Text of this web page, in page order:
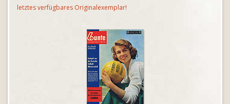
letztes verfügbares Originalexemplar!